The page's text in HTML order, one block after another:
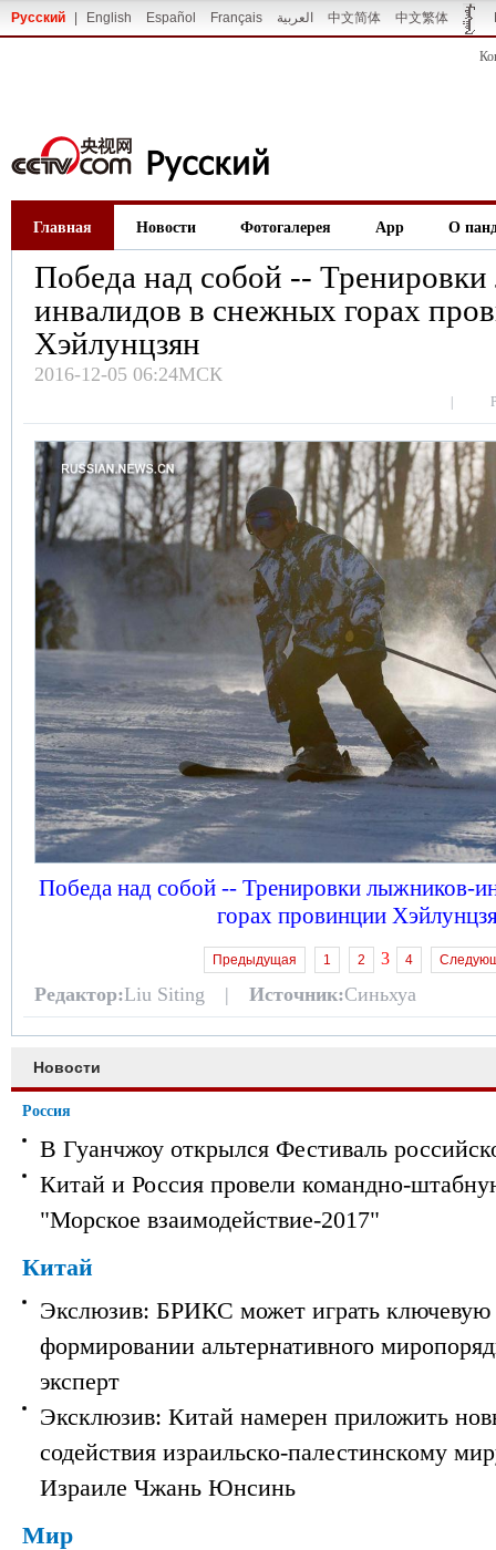
Русский English Español Français العربية 中文简体 中文繁体
Главная Новости Фотогалерея App О
Победа над собой --
инвалидов в снежных горах
Хэйлунцзян
2016-12-05 06:24МСК
Победа над собой -- Тренировки лыжников-
горах провинции
Предыдущая 1 2 3 4
Редактор:Liu Siting | Источник:Синьхуа
Новости
Россия
В Гуанчжоу открылся Фестиваль
Китай и Россия провели командно-
"Морское взаимодействие-2017"
Китай
Экслюзив: БРИКС может играть ключевую
формировании альтернативного
эксперт
Эксклюзив: Китай намерен приложить
содействия израильско-палестинскому
Израиле Чжань Юнсинь
Мир